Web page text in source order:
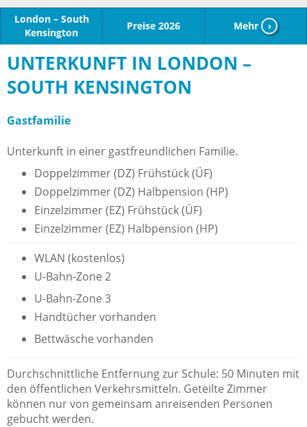
London – South
Kensington
Preise 2026 Mehr ›
UNTERKUNFT IN LONDON –
SOUTH KENSINGTON
Gastfamilie
Unterkunft in einer gastfreundlichen Familie.
Doppelzimmer (DZ) Frühstück (ÜF)
Doppelzimmer (DZ) Halbpension (HP)
Einzelzimmer (EZ) Frühstück (ÜF)
Einzelzimmer (EZ) Halbpension (HP)
WLAN (kostenlos)
U-Bahn-Zone 2
U-Bahn-Zone 3
Handtücher vorhanden
Bettwäsche vorhanden
Durchschnittliche Entfernung zur Schule: 50 Minuten mit
den öffentlichen Verkehrsmitteln. Geteilte Zimmer
können nur von gemeinsam anreisenden Personen
gebucht werden.